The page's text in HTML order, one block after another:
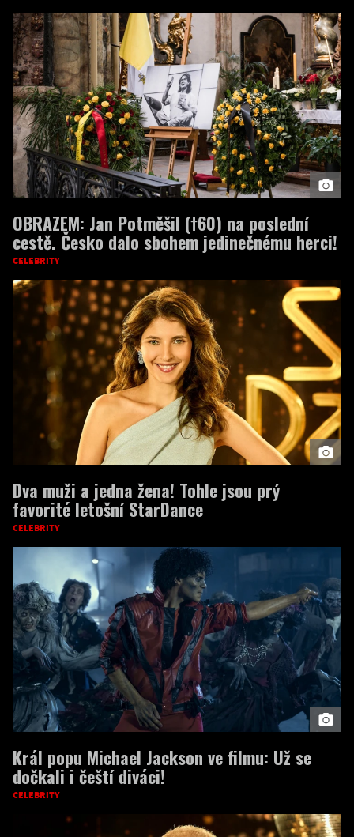
OBRAZEM: Jan Potměšil (†60) na poslední
cestě. Česko dalo sbohem jedinečnému herci!
CELEBRITY
Dva muži a jedna žena! Tohle jsou prý
favorité letošní StarDance
CELEBRITY
Král popu Michael Jackson ve filmu: Už se
dočkali i čeští diváci!
CELEBRITY